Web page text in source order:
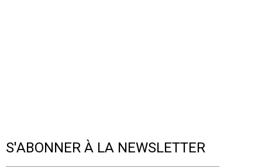
S'ABONNER À LA NEWSLETTER